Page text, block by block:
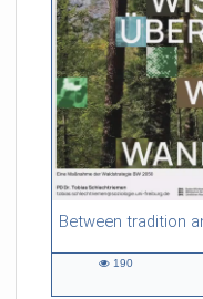
54:13 duration
190